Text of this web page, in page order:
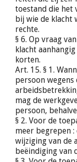
toestand die het
bij wie de klacht
rechte.
§ 6. Op vraag
klacht
korten.
Art. 15. § 1.
persoon wegens
mag de
persoon,
§ 2. Voor de
meer begrepen
wijziging van de
beëindiging van